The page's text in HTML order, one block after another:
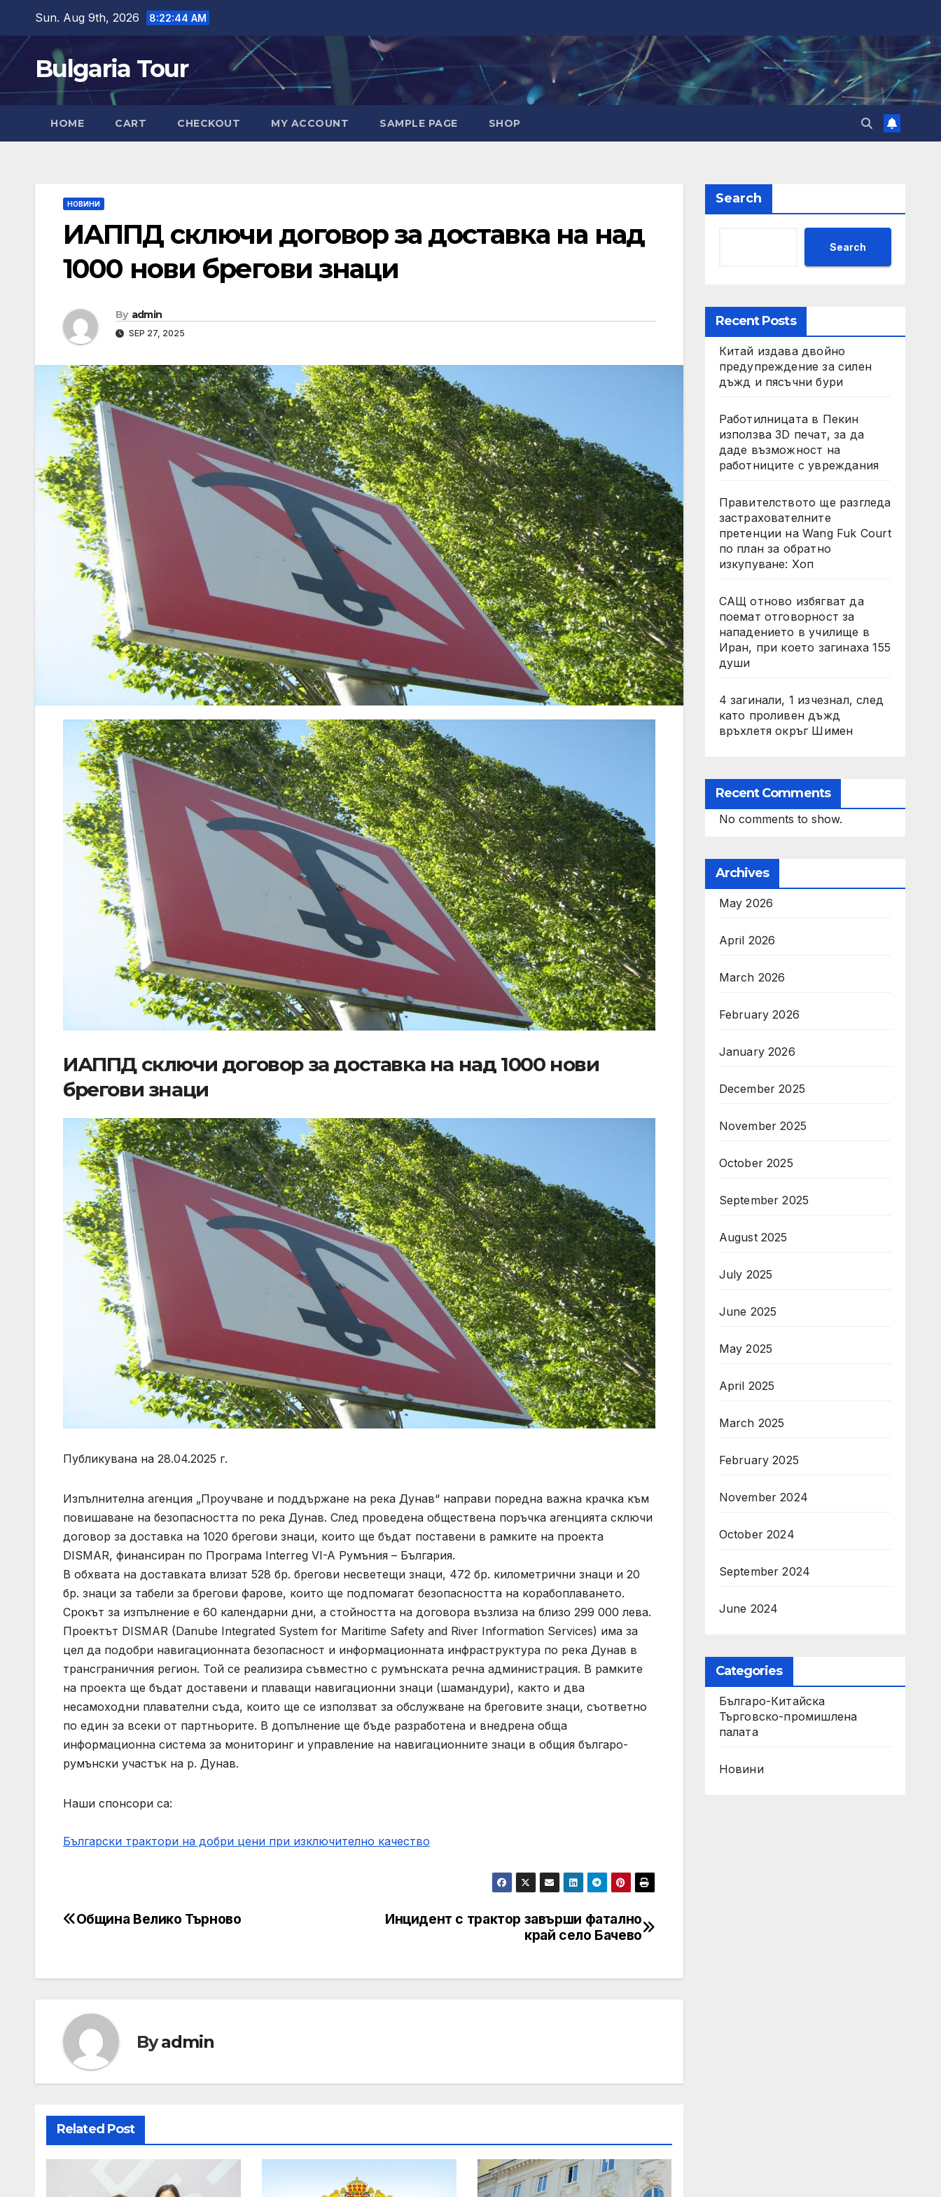
content
Sun. Aug 9th, 2026 8:22:45 AM
Bulgaria Tour
HOME CART CHECKOUT MY ACCOUNT SAMPLE PAGE SHOP
НОВИНИ
ИАППД сключи договор за доставка на над
1000 нови брегови знаци
By admin
SEP 27, 2025
ИАППД сключи договор за доставка на над 1000 нови
брегови знаци
Публикувана на 28.04.2025 г.
Изпълнителна агенция „Проучване и поддържане на река Дунав“ направи поредна важна крачка към
повишаване на безопасността по река Дунав. След проведена обществена поръчка агенцията сключи
договор за доставка на 1020 брегови знаци, които ще бъдат поставени в рамките на проекта
DISMAR, финансиран по Програма Interreg VI-A Румъния – България.
В обхвата на доставката влизат 528 бр. брегови несветещи знаци, 472 бр. километрични знаци и 20
бр. знаци за табели за брегови фарове, които ще подпомагат безопасността на корабоплаването.
Срокът за изпълнение е 60 календарни дни, а стойността на договора възлиза на близо 299 000 лева.
Проектът DISMАR (Danube Integrated System for Maritime Safety and River Information Services) има за
цел да подобри навигационната безопасност и информационната инфраструктура по река Дунав в
трансграничния регион. Той се реализира съвместно с румънската речна администрация. В рамките
на проекта ще бъдат доставени и плаващи навигационни знаци (шамандури), както и два
несамоходни плавателни съда, които ще се използват за обслужване на бреговите знаци, съответно
по един за всеки от партньорите. В допълнение ще бъде разработена и внедрена обща
информационна система за мониторинг и управление на навигационните знаци в общия българо-
румънски участък на р. Дунав.
Наши спонсори са:
Български трактори на добри цени при изключително качество
Post
Инцидент с трактор завърши фатално
край село Бачево
Община Велико Търново
Byadmin
Related Post
Search
Search
Recent Posts
Китай издава двойно
предупреждение за силен
дъжд и пясъчни бури
Работилницата в Пекин
използва 3D печат, за да
даде възможност на
работниците с увреждания
Правителството ще разгледа
застрахователните
претенции на Wang Fuk Court
по план за обратно
изкупуване: Хоп
САЩ отново избягват да
поемат отговорност за
нападението в училище в
Иран, при което загинаха 155
души
4 загинали, 1 изчезнал, след
като проливен дъжд
връхлетя окръг Шимен
Recent Comments
No comments to show.
Archives
May 2026
April 2026
March 2026
February 2026
January 2026
December 2025
November 2025
October 2025
September 2025
August 2025
July 2025
June 2025
May 2025
April 2025
March 2025
February 2025
November 2024
October 2024
September 2024
June 2024
Categories
Българо-Китайска
Търговско-промишлена
палaта
Новини